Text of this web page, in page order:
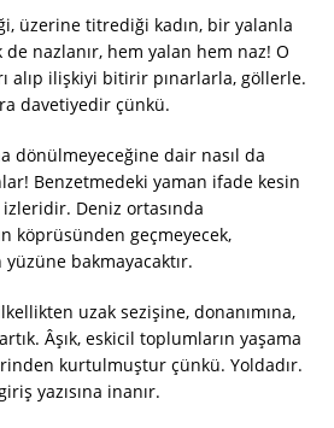
üzerine titrediği kadın, bir yalanla
de nazlanır, hem yalan hem naz! O
alıp ilişkiyi bitirir pınarlarla, göllerle.
davetiyedir çünkü.
dönülmeyeceğine dair nasıl da
Benzetmedeki yaman ifade kesin
izleridir. Deniz ortasında
köprüsünden geçmeyecek,
bakmayacaktır.
uzak sezişine, donanımına,
Âşık, eskicil toplumların yaşama
kurtulmuştur çünkü. Yoldadır.
yazısına inanır.